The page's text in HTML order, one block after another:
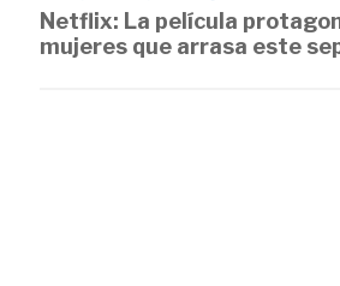
Netflix: La película
mujeres que arrasa este